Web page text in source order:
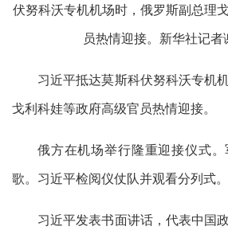
伏努科沃专机机场时，俄罗斯副总理
员热情迎接。新华社记者
习近平抵达莫斯科伏努科沃专机
戈利科娃等政府高级官员热情迎接。
俄方在机场举行隆重迎接仪式
歌。习近平检阅仪仗队并观看分列式。
习近平发表书面讲话，代表中国